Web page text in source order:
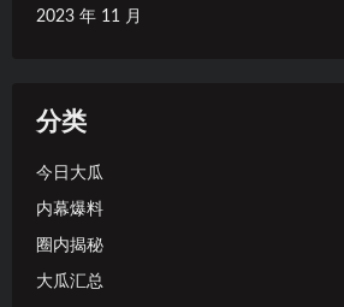
2023 年 11 月
分类
今日大瓜
内幕爆料
圈内揭秘
大瓜汇总